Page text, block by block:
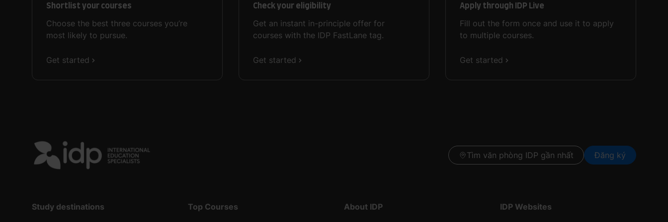
Shortlist your courses
Choose the best three courses you’re
most likely to pursue.
Get started
Check your eligibility
Get an instant in-principle offer for
courses with the IDP FastLane tag.
Get started
Apply through IDP Live
Fill out the form once and use it to apply
to multiple courses.
Get started
Tìm văn phòng IDP gần nhất Đăng ký
Study destinations Top Courses About IDP IDP Websites